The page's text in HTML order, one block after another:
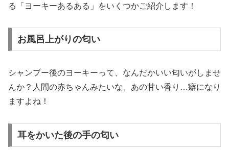
る「ヨーキーあるある」をいくつかご紹介します！
お風呂上がりの匂い
シャンプー後のヨーキーって、なんだかいい匂いがしませ
んか？人間の赤ちゃんみたいな、あの甘い香り…癖になり
ますよね！
耳をかいた後の手の匂い